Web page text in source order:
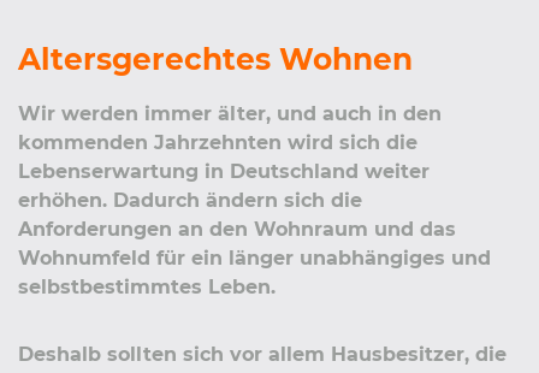
Altersgerechtes Wohnen
Wir werden immer älter, und auch in den
kommenden Jahrzehnten wird sich die
Lebenserwartung in Deutschland weiter
erhöhen. Dadurch ändern sich die
Anforderungen an den Wohnraum und das
Wohnumfeld für ein länger unabhängiges und
selbstbestimmtes Leben.
Deshalb sollten sich vor allem Hausbesitzer, die